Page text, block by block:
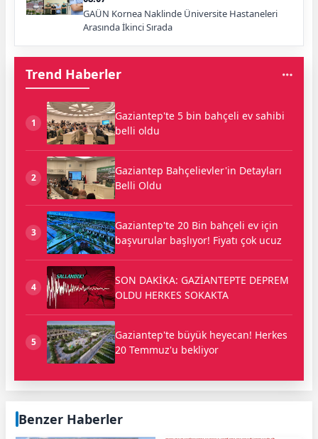
GAÜN Kornea Naklinde Üniversite Hastaneleri
Arasında İkinci Sırada
Trend Haberler
1
Gaziantep'te 5 bin bahçeli ev sahibi
belli oldu
2
Gaziantep Bahçelievler'in Detayları
Belli Oldu
3
Gaziantep'te 20 Bin bahçeli ev için
başvurular başlıyor! Fiyatı çok ucuz
4
SON DAKİKA: GAZİANTEPTE DEPREM
OLDU HERKES SOKAKTA
5
Gaziantep'te büyük heyecan! Herkes
20 Temmuz'u bekliyor
Benzer Haberler